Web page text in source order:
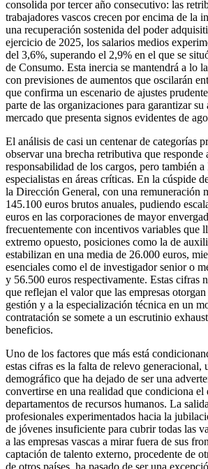
consolida por tercer año consecutivo: las
trabajadores vascos crecen por encima de la
una recuperación sostenida del poder
ejercicio de 2025, los salarios medios
del 3,6%, superando el 2,9% en el que se
de Consumo. Esta inercia se mantendrá a lo
con previsiones de aumentos que oscilarán
que confirma un escenario de ajustes
parte de las organizaciones para garantizar
mercado que presenta signos evidentes de
El análisis de casi un centenar de categorías
observar una brecha retributiva que
responsabilidad de los cargos, pero también a
especialistas en áreas críticas. En la cúspide
la Dirección General, con una remuneración
145.100 euros brutos anuales, pudiendo
euros en las corporaciones de mayor
frecuentemente con incentivos variables que
extremo opuesto, posiciones como la de
estabilizan en una media de 26.000 euros,
esenciales como el de investigador senior o
y 56.500 euros respectivamente. Estas cifras
que reflejan el valor que las empresas
gestión y a la especialización técnica en un
contratación se somete a un escrutinio
beneficios.
Uno de los factores que más está
estas cifras es la falta de relevo generacional,
demográfico que ha dejado de ser una
convertirse en una realidad que condiciona el
departamentos de recursos humanos. La
profesionales experimentados hacia la
de jóvenes insuficiente para cubrir todas las
a las empresas vascas a mirar fuera de sus
captación de talento externo, procedente de